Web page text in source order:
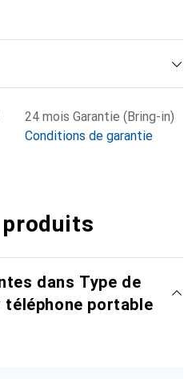
24 mois Garantie (Bring-in)
Conditions de garantie
dans Type de
téléphone portable